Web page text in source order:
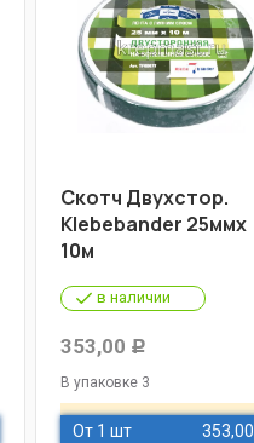
Скотч Двухстор.
Klebebander 25ммх
10м
в наличии
353,00 Р
В упаковке 3
От 1 шт 353,00